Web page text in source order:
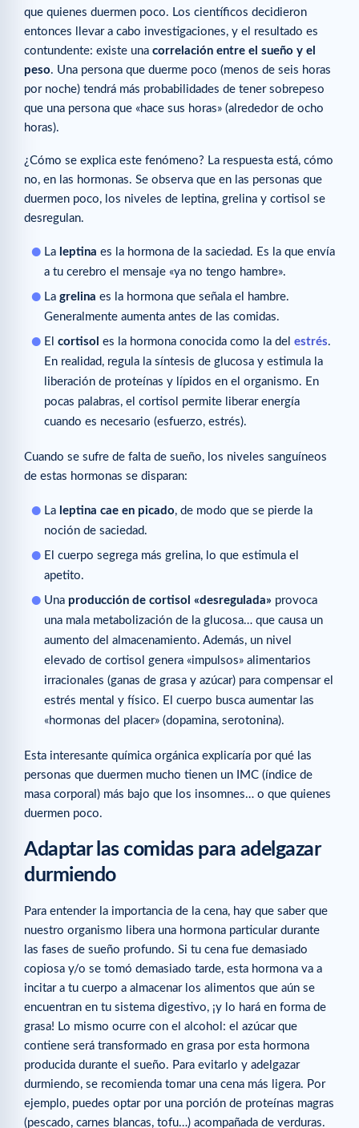
que quienes duermen poco. Los científicos decidieron
entonces llevar a cabo investigaciones, y el resultado es
contundente: existe una correlación entre el sueño y el
peso. Una persona que duerme poco (menos de seis horas
por noche) tendrá más probabilidades de tener sobrepeso
que una persona que «hace sus horas» (alrededor de ocho
horas).
¿Cómo se explica este fenómeno? La respuesta está, cómo
no, en las hormonas. Se observa que en las personas que
duermen poco, los niveles de leptina, grelina y cortisol se
desregulan.
La leptina es la hormona de la saciedad. Es la que envía
a tu cerebro el mensaje «ya no tengo hambre».
La grelina es la hormona que señala el hambre.
Generalmente aumenta antes de las comidas.
El cortisol es la hormona conocida como la del estrés.
En realidad, regula la síntesis de glucosa y estimula la
liberación de proteínas y lípidos en el organismo. En
pocas palabras, el cortisol permite liberar energía
cuando es necesario (esfuerzo, estrés).
Cuando se sufre de falta de sueño, los niveles sanguíneos
de estas hormonas se disparan:
La leptina cae en picado, de modo que se pierde la
noción de saciedad.
El cuerpo segrega más grelina, lo que estimula el
apetito.
Una producción de cortisol «desregulada» provoca
una mala metabolización de la glucosa… que causa un
aumento del almacenamiento. Además, un nivel
elevado de cortisol genera «impulsos» alimentarios
irracionales (ganas de grasa y azúcar) para compensar el
estrés mental y físico. El cuerpo busca aumentar las
«hormonas del placer» (dopamina, serotonina).
Esta interesante química orgánica explicaría por qué las
personas que duermen mucho tienen un IMC (índice de
masa corporal) más bajo que los insomnes… o que quienes
duermen poco.
Adaptar las comidas para adelgazar
durmiendo
Para entender la importancia de la cena, hay que saber que
nuestro organismo libera una hormona particular durante
las fases de sueño profundo. Si tu cena fue demasiado
copiosa y/o se tomó demasiado tarde, esta hormona va a
incitar a tu cuerpo a almacenar los alimentos que aún se
encuentran en tu sistema digestivo, ¡y lo hará en forma de
grasa! Lo mismo ocurre con el alcohol: el azúcar que
contiene será transformado en grasa por esta hormona
producida durante el sueño. Para evitarlo y adelgazar
durmiendo, se recomienda tomar una cena más ligera. Por
ejemplo, puedes optar por una porción de proteínas magras
(pescado, carnes blancas, tofu…) acompañada de verduras.